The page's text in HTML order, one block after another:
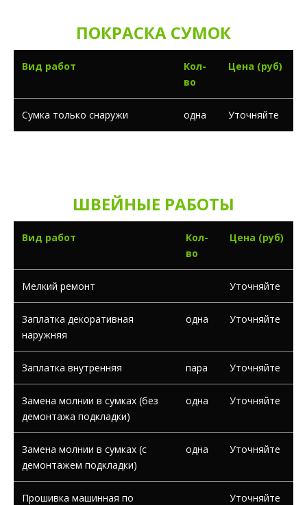
ПОКРАСКА СУМОК
Вид работ
Кол-
во
Цена (руб)
Сумка только снаружи одна Уточняйте
ШВЕЙНЫЕ РАБОТЫ
Вид работ
Кол-
во
Цена (руб)
Мелкий ремонт Уточняйте
Заплатка декоративная
наружняя
одна Уточняйте
Заплатка внутренняя пара Уточняйте
Замена молнии в сумках (без
демонтажа подкладки)
одна Уточняйте
Замена молнии в сумках (с
демонтажем подкладки)
одна Уточняйте
Прошивка машинная по
Уточняйте